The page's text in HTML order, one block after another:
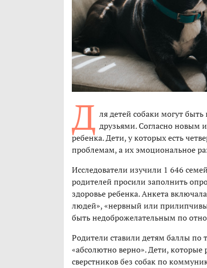
Д ля детей собаки могут
друзьями. Согласно новым
ребенка. Дети, у которых есть
проблемам, а их эмоциональное
Исследователи изучили 1 646
родителей просили заполнить
здоровье ребенка. Анкета
людей», «нервный или
быть недоброжелательным по
Родители ставили детям баллы по
«абсолютно верно». Дети, которые
сверстников без собак по